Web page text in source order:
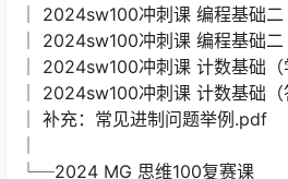
│ 2024sw100冲刺课 编程基础
│ 2024sw100冲刺课 编程基础
│ 2024sw100冲刺课 计数基础
│ 2024sw100冲刺课 计数基础
│ 补充：常见进制问题举例.pdf
└─2024 MG 思维100复赛课